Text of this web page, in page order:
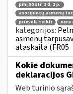
pmį 50 str. 2 d. 1 p.
asocijuotų asmenų
prievolė teikti
nėra
kategorijos:
asmenų
ataskaita (FR05
Kokie
deklaracijos
Web turinio